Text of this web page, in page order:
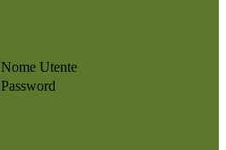
Nome Utente
Password